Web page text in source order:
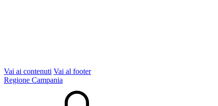
Vai ai contenuti Vai al footer
Regione Campania